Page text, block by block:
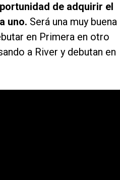
de adquirir el
uno. Será una muy buena
en Primera en otro
a River y debutan en